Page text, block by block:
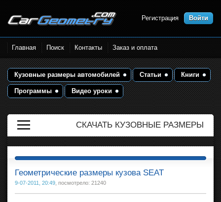
Размеры кузова автомобилей.
Контрольные точки и кузовные
размеры. Геометрия кузова
Регистрация Войти
Главная Поиск Контакты Заказ и оплата
Кузовные размеры автомобилей Статьи Книги
Программы Видео уроки
СКАЧАТЬ КУЗОВНЫЕ РАЗМЕРЫ
Геометрические размеры кузова SEAT
9-07-2011, 20:49 , посмотрело: 21240